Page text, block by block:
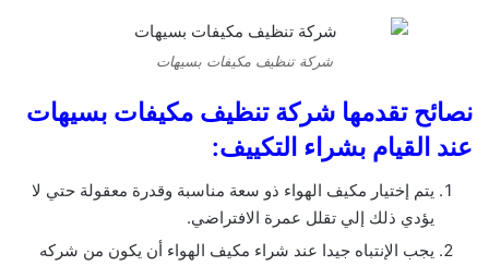
شركة تنظيف مكيفات بسيهات
نصائح تقدمها شركة تنظيف مكيفات بسيهات
عند القيام بشراء التكييف:
يتم إختيار مكيف الهواء ذو سعة مناسبة وقدرة معقولة حتي لا
يؤدي ذلك إلي تقلل عمرة الافتراضي.
يجب الإنتباه جيدا عند شراء مكيف الهواء أن يكون من شركه